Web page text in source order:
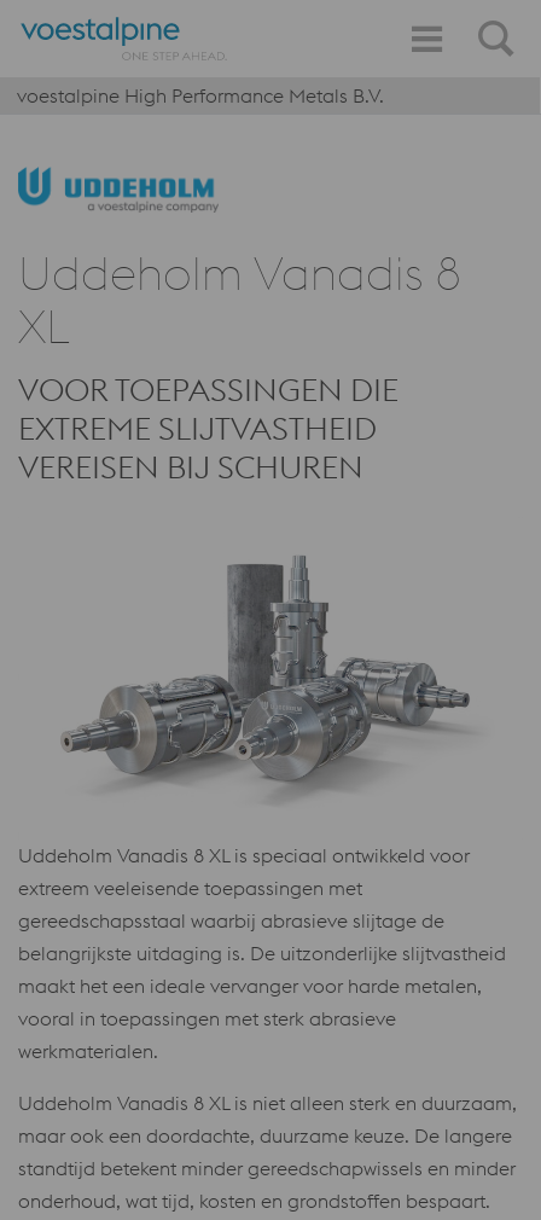
voestalpine High Performance Metals B.V.
Uddeholm Vanadis 8
XL
VOOR TOEPASSINGEN DIE
EXTREME SLIJTVASTHEID
VEREISEN BIJ SCHUREN
Uddeholm Vanadis 8 XL is speciaal ontwikkeld voor
extreem veeleisende toepassingen met
gereedschapsstaal waarbij abrasieve slijtage de
belangrijkste uitdaging is. De uitzonderlijke slijtvastheid
maakt het een ideale vervanger voor harde metalen,
vooral in toepassingen met sterk abrasieve
werkmaterialen.
Uddeholm Vanadis 8 XL is niet alleen sterk en duurzaam,
maar ook een doordachte, duurzame keuze. De langere
standtijd betekent minder gereedschapwissels en minder
onderhoud, wat tijd, kosten en grondstoffen bespaart.